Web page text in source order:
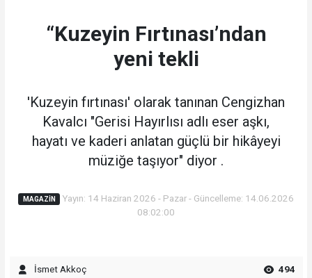
“Kuzeyin Fırtınası’ndan
yeni tekli
'Kuzeyin fırtınası' olarak tanınan Cengizhan
Kavalcı "Gerisi Hayırlısı adlı eser aşkı,
hayatı ve kaderi anlatan güçlü bir hikâyeyi
müziğe taşıyor" diyor .
MAGAZIN
Yayın: 14 Haziran 2026 - Pazar - Güncelleme: 14.06.2026
08:02:00
İsmet Akkoç 494